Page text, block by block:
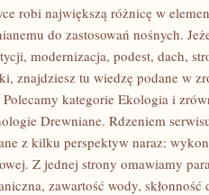
robi największą różnicę w
do zastosowań nośnych.
modernizacja, podest, dach,
znajdziesz tu wiedzę podane w
kategorie Ekologia i
Drewniane. Rdzeniem
z kilku perspektyw naraz:
Z jednej strony omawiamy
zawartość wody,